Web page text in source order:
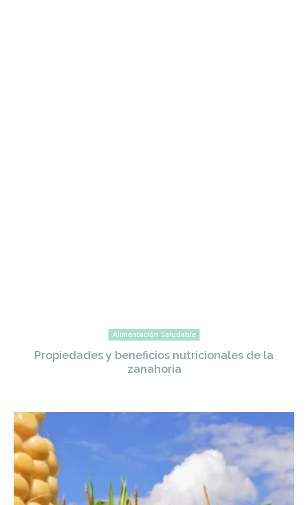
Alimentación Saludable
Propiedades y beneficios nutricionales de la
zanahoria